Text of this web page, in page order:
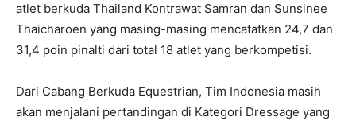
atlet berkuda Thailand Kontrawat Samran dan Sunsinee
Thaicharoen yang masing-masing mencatatkan 24,7 dan
31,4 poin pinalti dari total 18 atlet yang berkompetisi.
Dari Cabang Berkuda Equestrian, Tim Indonesia masih
akan menjalani pertandingan di Kategori Dressage yang